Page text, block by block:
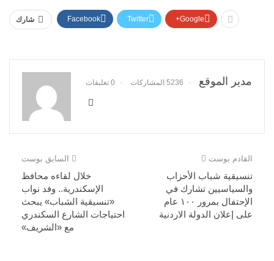
شارك Facebook Twitter Google+
مدير الموقع 5236 المشاركات 0 تعليقات
السابق بوست
خلال لقاءه محافظ
الإسكندرية.. وفد نواب
«تنسيقية الشباب» يبحث
احتياجات الشارع السكندري
مع «الشريف»
القادم بوست
تنسيقية شباب الأحزاب
والسياسيين تشارك في
الإحتفال بمرور ١٠٠ عام
على إعلان الدولة الاردنية